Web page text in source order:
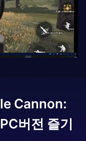
Cannon:
PC버전 즐기